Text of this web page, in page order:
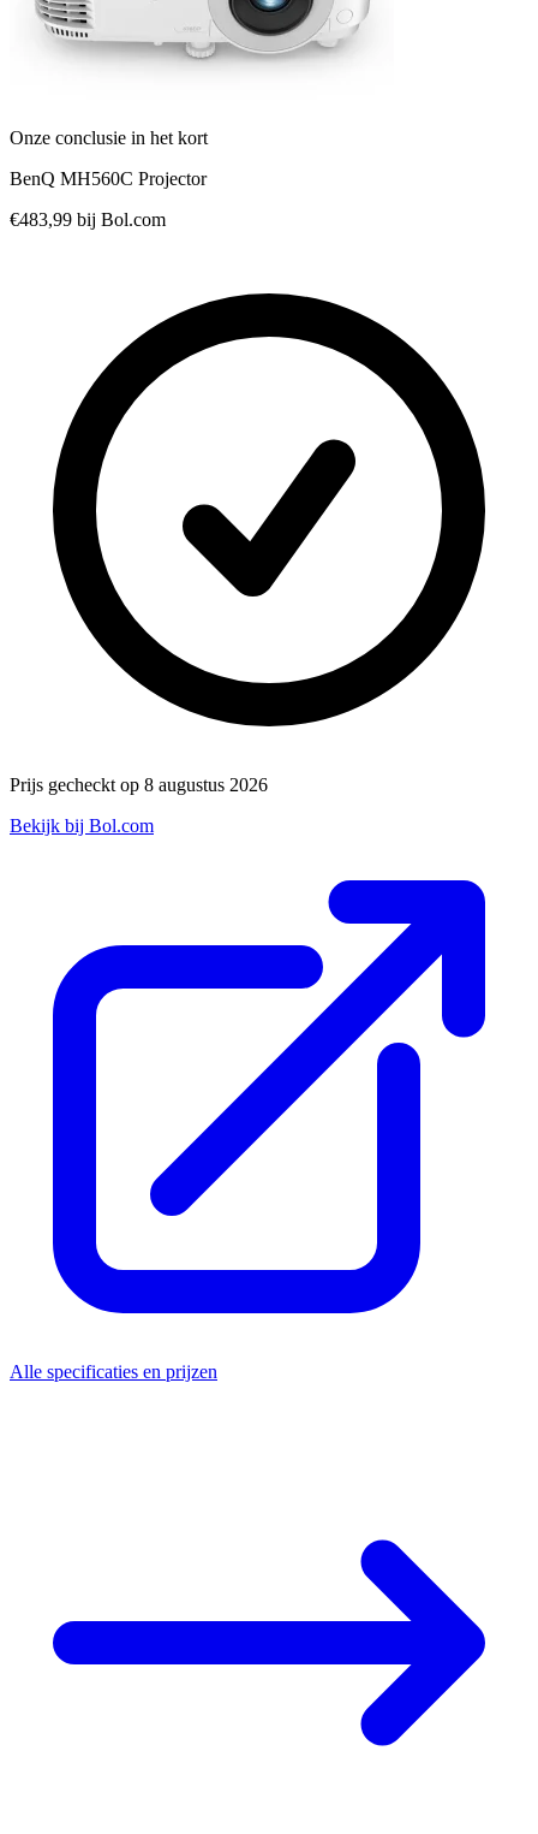
Onze conclusie in het kort
BenQ MH560C Projector
€483,99 bij Bol.com
Prijs gecheckt op 8 augustus 2026
Bekijk bij Bol.com
Alle specificaties en prijzen